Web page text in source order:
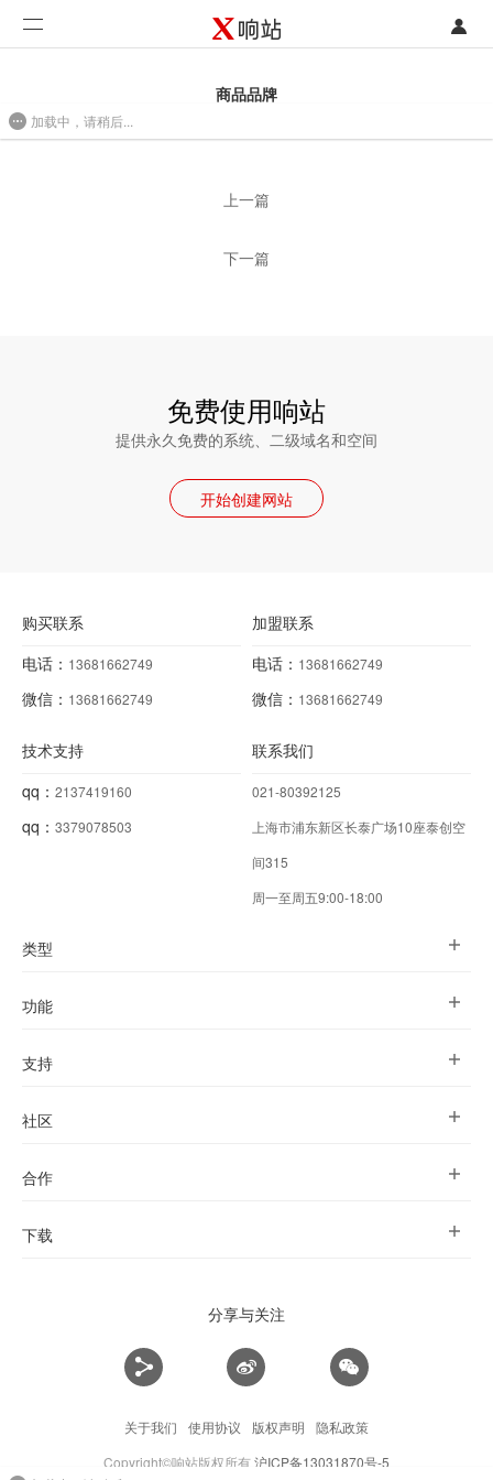
注册
开发类型
商品品牌
上一篇
下一篇
免费使用响站
提供永久免费的系统、二级域名和空间
开始创建网站
购买联系
电话： 13681662749
微信： 13681662749
加盟联系
电话： 13681662749
微信： 13681662749
技术支持
qq： 2137419160
qq： 3379078503
联系我们
021-80392125
上海市浦东新区长泰广场10座泰创空
间315
周一至周五9:00-18:00
类型
功能
支持
社区
合作
下载
分享与关注
关于我们 使用协议 版权声明
隐私政策
Copyright©响站版权所有沪ICP备13031870号-5
加载中，请稍后...